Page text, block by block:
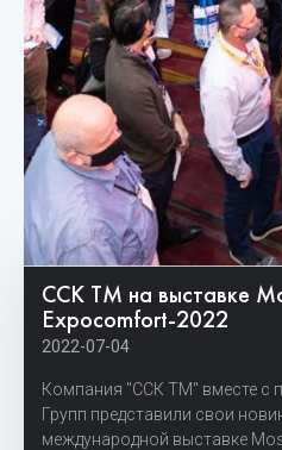
ССК ТМ на выставке
Expocomfort-2022
2022-07-04
Компания "ССК ТМ" вместе с
Групп представили свои
международной выставке